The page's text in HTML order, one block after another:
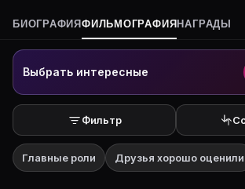
БИОГРАФИЯФИЛЬМОГРАФИЯ НАГРАДЫ
Выбрать интересные
Фильтр
Главные роли Друзья хорошо оценили